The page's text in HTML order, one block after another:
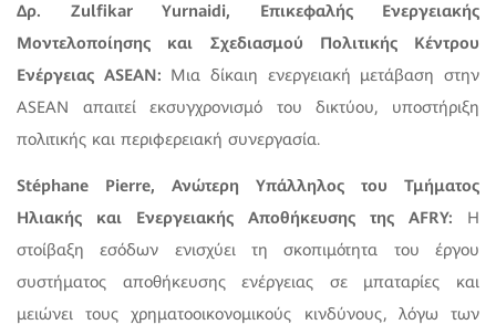
Δρ. Zulfikar Yurnaidi, Επικεφαλής Ενεργειακής
Μοντελοποίησης και Σχεδιασμού Πολιτικής Κέντρου
Ενέργειας ASEAN: Μια δίκαιη ενεργειακή μετάβαση στην
ASEAN απαιτεί εκσυγχρονισμό του δικτύου, υποστήριξη
πολιτικής και περιφερειακή συνεργασία.
Stéphane Pierre, Ανώτερη Υπάλληλος του Τμήματος
Ηλιακής και Ενεργειακής Αποθήκευσης της AFRY: Η
στοίβαξη εσόδων ενισχύει τη σκοπιμότητα του έργου
συστήματος αποθήκευσης ενέργειας σε μπαταρίες και
μειώνει τους χρηματοοικονομικούς κινδύνους, λόγω των